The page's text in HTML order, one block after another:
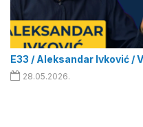
E33 / Aleksandar Ivković /
28.05.2026.